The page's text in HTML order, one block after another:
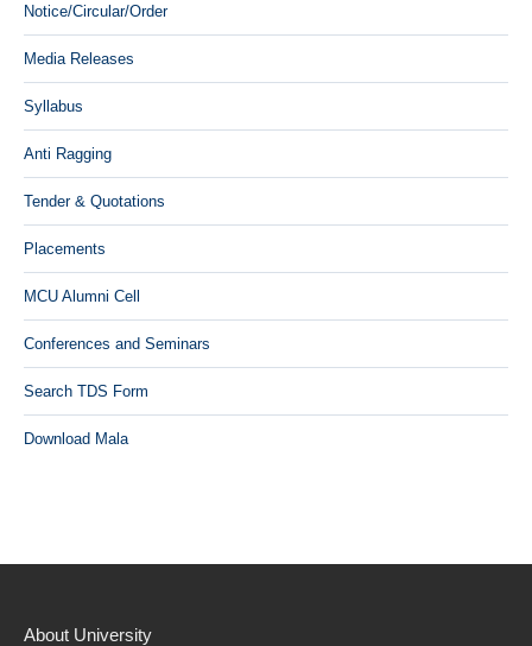
Notice/Circular/Order
Media Releases
Syllabus
Anti Ragging
Tender & Quotations
Placements
MCU Alumni Cell
Conferences and Seminars
Search TDS Form
Download Mala
About University